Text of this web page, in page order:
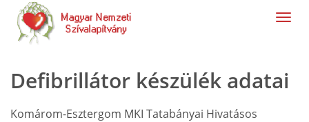
Defibrillátor készülék adatai
Komárom-Esztergom MKI Tatabányai Hivatásos